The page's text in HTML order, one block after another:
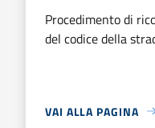
Procedimento di
del codice della
VAI ALLA PAGINA